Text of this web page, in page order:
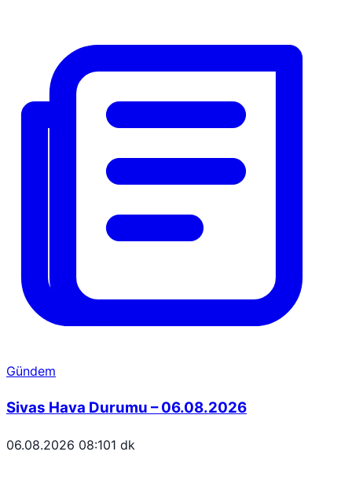
Gündem
Sivas Hava Durumu – 06.08.2026
06.08.2026 08:101 dk